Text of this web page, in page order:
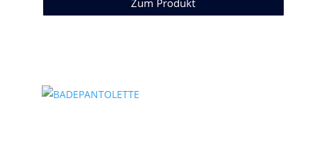
Zum Produkt